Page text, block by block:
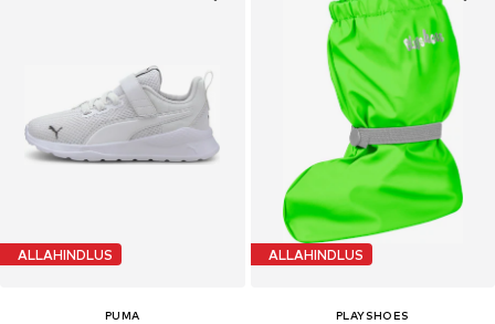
ALLAHINDLUS
PUMA
ALLAHINDLUS
PLAYSHOES